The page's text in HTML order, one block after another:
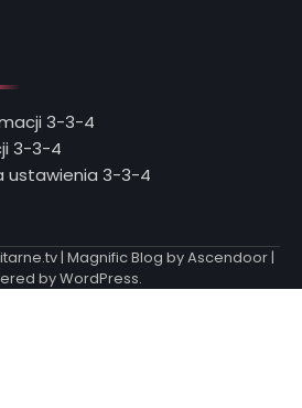
3-3-4
3-3-4
ustawienia 3-3-4
| Magnific Blog byAscendoor|
byWordPress.